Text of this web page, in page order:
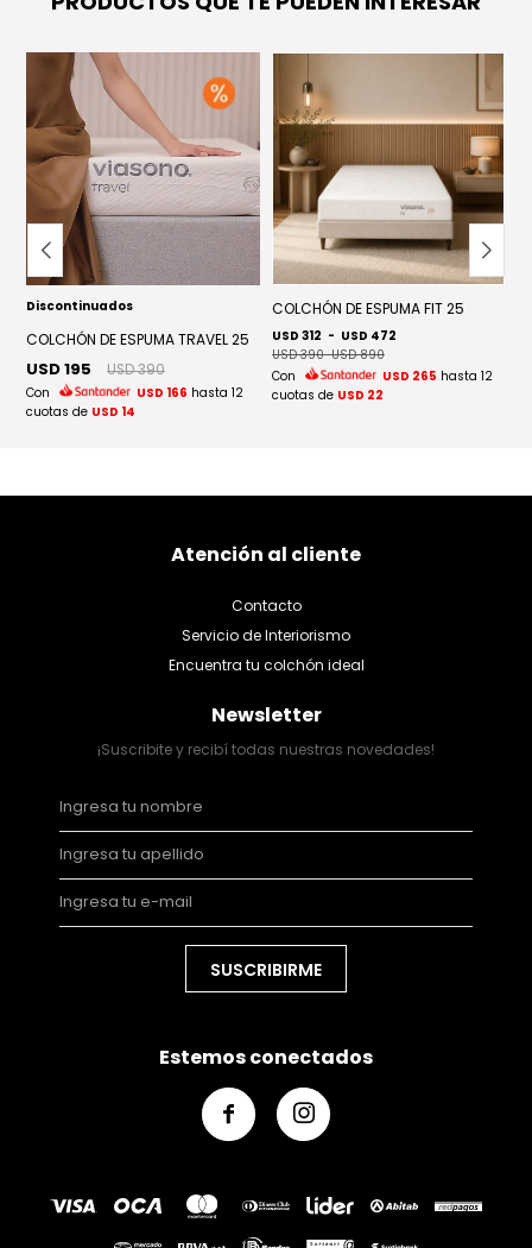
Discontinuados
COLCHÓN DE ESPUMA TRAVEL 25
USD 195 USD 390
Con USD 166 hasta 12
cuotas de USD 14
COLCHÓN DE ESPUMA FIT 25
USD 312 - USD 472
USD 390-USD 890
Con
USD 265 hasta 12
cuotas de USD 22
Atención al cliente
Contacto
Servicio de Interiorismo
Encuentra tu colchón ideal
Newsletter
¡Suscribite y recibí todas nuestras novedades!
SUSCRIBIRME
Estemos conectados
 